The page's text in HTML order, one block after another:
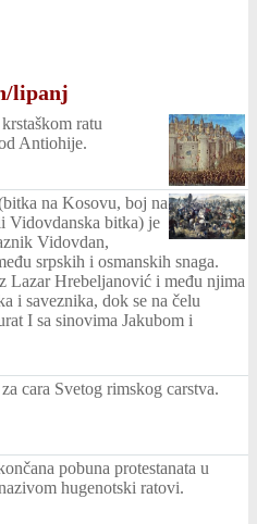
lipanj
ratu
Antiohije.
na Kosovu, boj na
Vidovdanska bitka) je
Vidovdan,
srpskih i osmanskih snaga.
Lazar Hrebeljanović i među njima
i saveznika, dok se na čelu
I sa sinovima Jakubom i
cara Svetog rimskog carstva.
pobuna protestanata u
hugenotski ratovi.